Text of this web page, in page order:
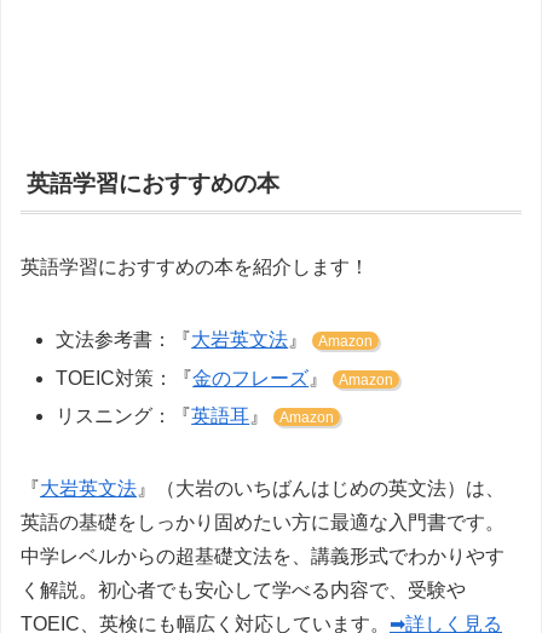
英語学習におすすめの本
英語学習におすすめの本を紹介します！
文法参考書：『 大岩英文法』 Amazon
TOEIC対策：『金のフレーズ 』 Amazon
リスニング：『英語耳 』 Amazon
『大岩英文法 』（大岩のいちばんはじめの英文法）は、
英語の基礎をしっかり固めたい方に最適な入門書です。
中学レベルからの超基礎文法を、講義形式でわかりやす
く解説。初心者でも安心して学べる内容で、受験や
TOEIC、英検にも幅広く対応しています。 ➡詳しく見る